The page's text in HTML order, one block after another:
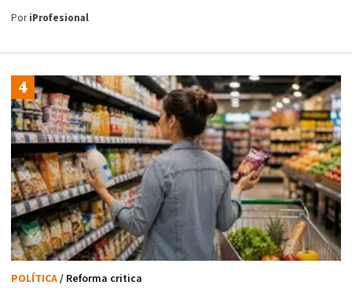
PoriProfesional
POLÍTICA/ Reforma critica